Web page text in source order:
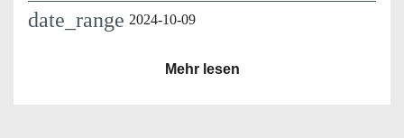
date_range 2024-10-09
Mehr lesen